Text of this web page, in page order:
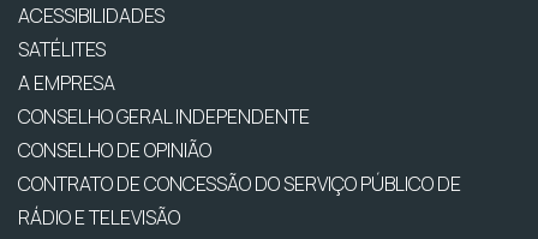
ACESSIBILIDADES
SATÉLITES
A EMPRESA
CONSELHO GERAL INDEPENDENTE
CONSELHO DE OPINIÃO
CONTRATO DE CONCESSÃO DO SERVIÇO PÚBLICO DE
RÁDIO E TELEVISÃO